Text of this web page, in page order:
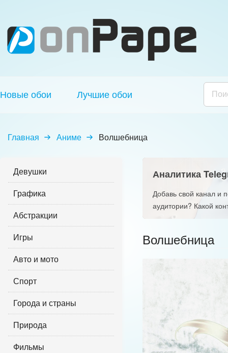
Новые обои Лучшие обои
Главная Аниме Волшебница
Девушки
Графика
Абстракции
Игры
Авто и мото
Спорт
Города и страны
Природа
Фильмы
Аналитика
Добавь свой канал и
аудитории? Какой
Волшебница